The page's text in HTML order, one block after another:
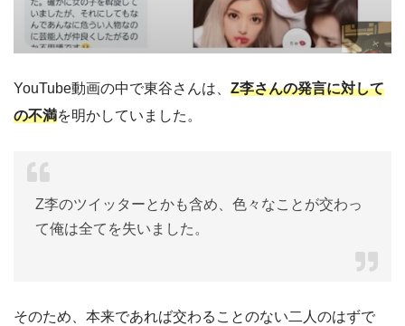
YouTube動画の中で東谷さんは、 Z李さんの発言に対して
の不満を明かしていました。
Z李のツイッターとかも含め、色々なことが交わっ
て俺は全てを失いました。
そのため、本来であれば交わることのない二人のはずで